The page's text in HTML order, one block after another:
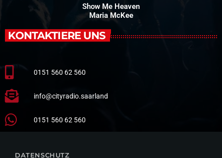
Do It Better
Felix Jaehn feat. Zoe Wees
KONTAKTIERE UNS
0151 560 62 560
info@cityradio.saarland
0151 560 62 560
DATENSCHUTZ